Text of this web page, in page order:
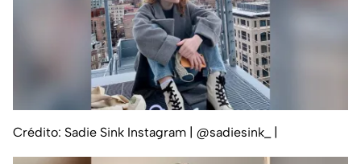
Crédito: Sadie Sink Instagram | @sadiesink_ |